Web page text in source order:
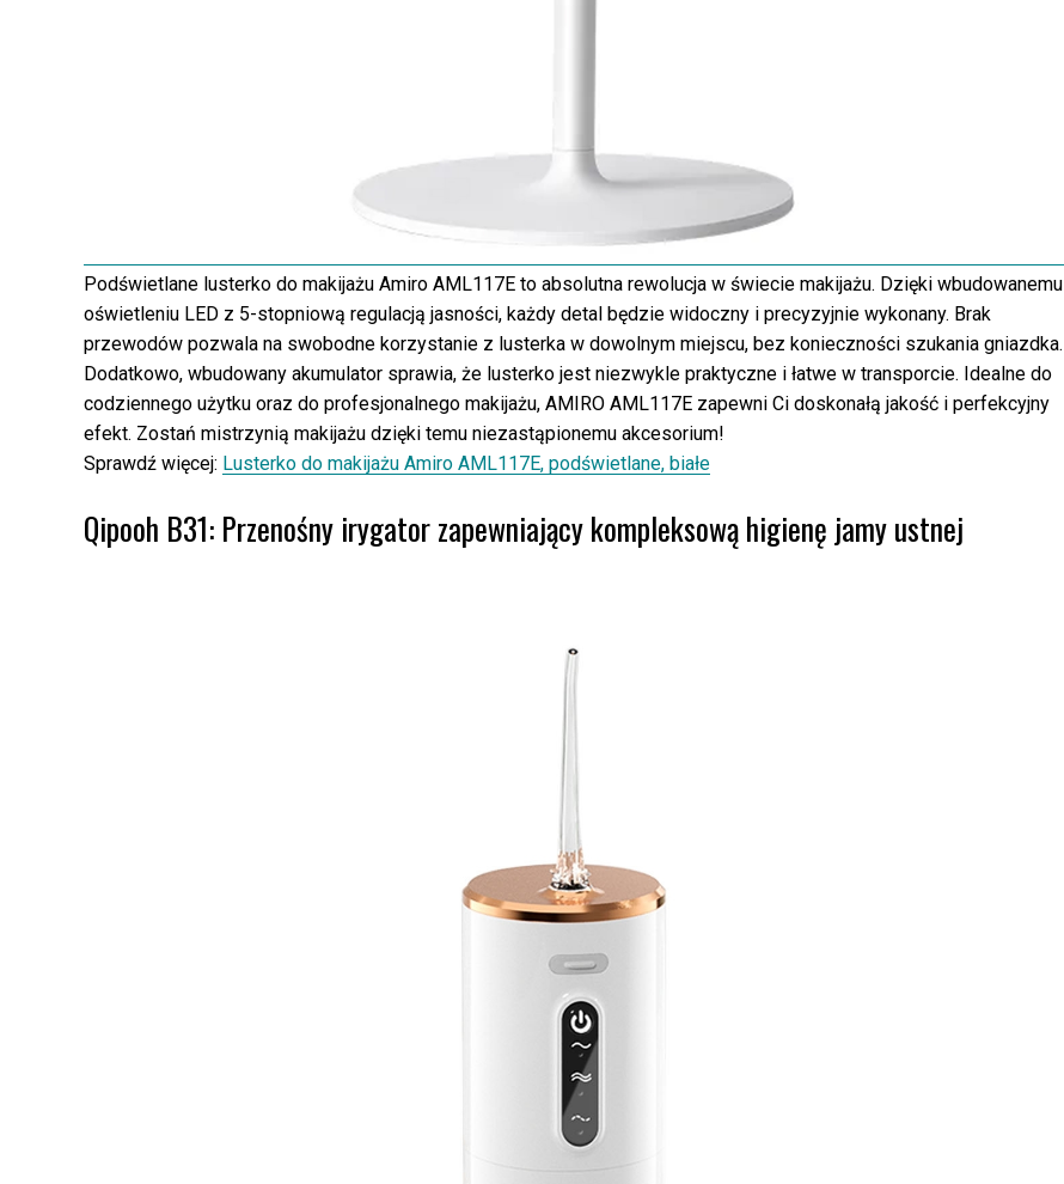
Podświetlane lusterko do makijażu Amiro AML117E to absolutna rewolucja w świecie makijażu. Dzięki wbudowanemu
oświetleniu LED z 5-stopniową regulacją jasności, każdy detal będzie widoczny i precyzyjnie wykonany. Brak
przewodów pozwala na swobodne korzystanie z lusterka w dowolnym miejscu, bez konieczności szukania gniazdka.
Dodatkowo, wbudowany akumulator sprawia, że lusterko jest niezwykle praktyczne i łatwe w transporcie. Idealne do
codziennego użytku oraz do profesjonalnego makijażu, AMIRO AML117E zapewni Ci doskonałą jakość i perfekcyjny
efekt. Zostań mistrzynią makijażu dzięki temu niezastąpionemu akcesorium!
Sprawdź więcej: Lusterko do makijażu Amiro AML117E, podświetlane, białe
Qipooh B31: Przenośny irygator zapewniający kompleksową higienę jamy ustnej